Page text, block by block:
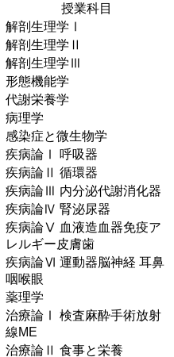
授業科目
解剖生理学Ⅰ
解剖生理学Ⅱ
解剖生理学Ⅲ
形態機能学
代謝栄養学
病理学
感染症と微生物学
疾病論Ⅰ 呼吸器
疾病論Ⅱ 循環器
疾病論Ⅲ 内分泌代謝消化器
疾病論Ⅳ 腎泌尿器
疾病論Ⅴ 血液造血器免疫ア
レルギー皮膚歯
疾病論Ⅵ 運動器脳神経 耳鼻
咽喉眼
薬理学
治療論Ⅰ 検査麻酔手術放射
線ME
治療論Ⅱ 食事と栄養